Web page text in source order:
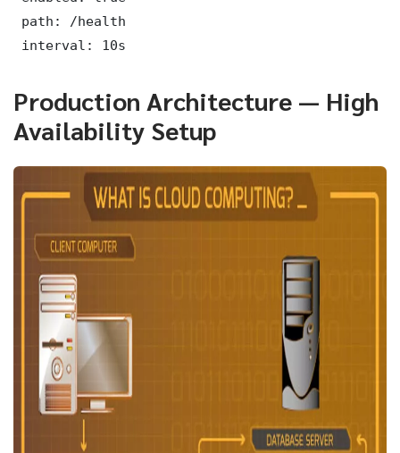
path: /health
interval: 10s
Production Architecture — High
Availability Setup